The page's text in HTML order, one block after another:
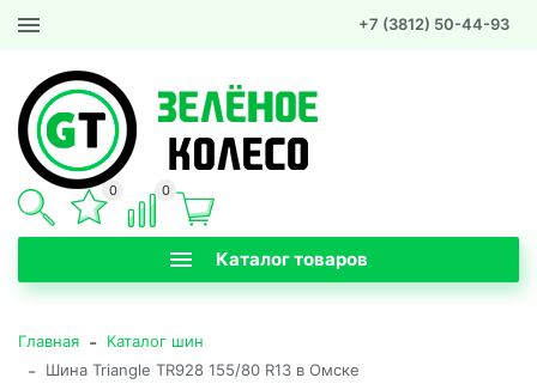
+7 (3812) 50-44-93
Каталог товаров
0 0
Главная - Каталог шин
- Шина Triangle TR928 155/80 R13 в Омске